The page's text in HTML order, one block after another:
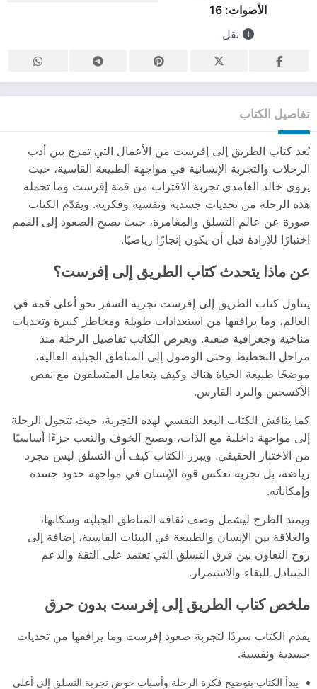
الأصوات:16
نقل
تفاصيل الكتاب
يُعد كتاب الطريق إلى إفرست من الأعمال التي تمزج بين أدب
الرحلات والتجربة الإنسانية في مواجهة الطبيعة القاسية، حيث
يروي خالد الغامدي تجربة الاقتراب من قمة إفرست وما تحمله
هذه الرحلة من تحديات جسدية ونفسية وفكرية. ويقدّم الكتاب
صورة عن عالم التسلق والمغامرة، حيث يصبح الصعود إلى القمم
اختبارًا للإرادة قبل أن يكون إنجازًا رياضيًا.
عن ماذا يتحدث كتاب الطريق إلى إفرست؟
يتناول كتاب الطريق إلى إفرست تجربة السفر نحو أعلى قمة في
العالم، وما يرافقها من استعدادات طويلة ومخاطر كبيرة وتحديات
مناخية وجغرافية صعبة. ويعرض الكاتب تفاصيل الرحلة منذ
مراحل التخطيط وحتى الوصول إلى المناطق الجبلية العالية،
موضحًا طبيعة الحياة هناك وكيف يتعامل المتسلقون مع نقص
الأكسجين والبرد القارس.
كما يناقش الكتاب البعد النفسي لهذه التجربة، حيث تتحول الرحلة
إلى مواجهة داخلية مع الذات، ويصبح الخوف والتعب جزءًا أساسيًا
من الاختبار الحقيقي. ويبرز الكتاب كيف أن التسلق ليس مجرد
رياضة، بل تجربة تعكس قوة الإنسان في مواجهة حدود جسده
وإمكاناته.
ويمتد الطرح ليشمل وصف ثقافة المناطق الجبلية وسكانها،
والعلاقة بين الإنسان والطبيعة في البيئات القاسية، إضافة إلى
روح التعاون بين فرق التسلق التي تعتمد على الثقة والدعم
المتبادل للبقاء والاستمرار.
ملخص كتاب الطريق إلى إفرست بدون حرق
يقدم الكتاب سردًا لتجربة صعود إفرست وما يرافقها من تحديات
جسدية ونفسية.
يبدأ الكتاب بتوضيح فكرة الرحلة وأسباب خوض تجربة التسلق إلى أعلى